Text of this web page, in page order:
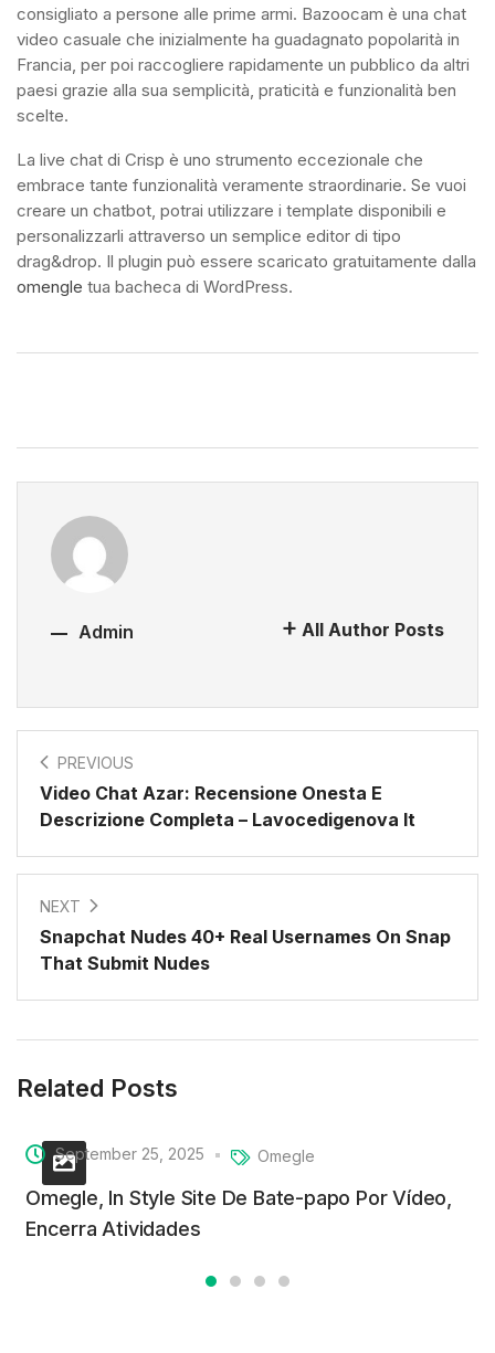
consigliato a persone alle prime armi. Bazoocam è una chat
video casuale che inizialmente ha guadagnato popolarità in
Francia, per poi raccogliere rapidamente un pubblico da altri
paesi grazie alla sua semplicità, praticità e funzionalità ben
scelte.
La live chat di Crisp è uno strumento eccezionale che
embrace tante funzionalità veramente straordinarie. Se vuoi
creare un chatbot, potrai utilizzare i template disponibili e
personalizzarli attraverso un semplice editor di tipo
drag&drop. Il plugin può essere scaricato gratuitamente dalla
omengle tua bacheca di WordPress.
Admin All Author Posts
PREVIOUS
Video Chat Azar: Recensione Onesta E
Descrizione Completa – Lavocedigenova It
NEXT
Snapchat Nudes 40+ Real Usernames On Snap
That Submit Nudes
Related Posts
September 25, 2025 Omegle
Omegle, In Style Site De Bate-papo Por Vídeo,
Encerra Atividades